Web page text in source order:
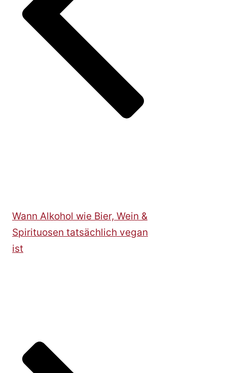
Wann Alkohol wie Bier, Wein &
Spirituosen tatsächlich vegan
ist